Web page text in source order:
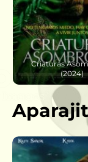
Criaturas
(2024)